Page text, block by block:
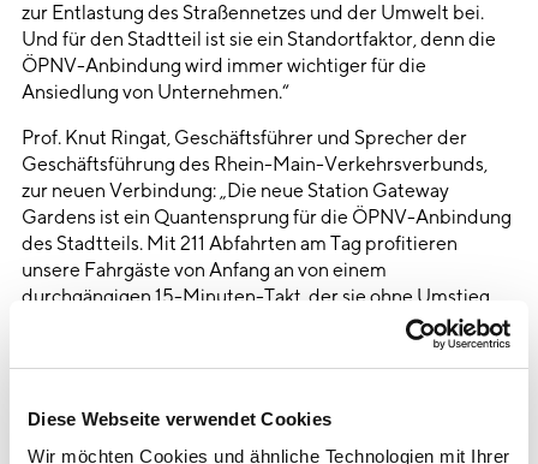
Diese Webseite verwendet Cookies
Wir möchten Cookies und ähnliche Technologien mit Ihrer
zur Entlastung des Straßennetzes und der Umwelt bei.
Und für den Stadtteil ist sie ein Standortfaktor, denn die
ÖPNV-Anbindung wird immer wichtiger für die
Ansiedlung von Unternehmen.“
Prof. Knut Ringat, Geschäftsführer und Sprecher der
Geschäftsführung des Rhein-Main-Verkehrsverbunds,
zur neuen Verbindung: „Die neue Station Gateway
Gardens ist ein Quantensprung für die ÖPNV-Anbindung
des Stadtteils. Mit 211 Abfahrten am Tag profitieren
unsere Fahrgäste von Anfang an von einem
durchgängigen 15-Minuten-Takt, der sie ohne Umstieg
zum Flughafen, nach Wiesbaden, Frankfurt oder
Regionaltangente West sogar noch mehr Verbindungen
wie eine schnelle Planung und ein schneller Bau Hand in
Hand gehen und so ein Vorbild für alle weiteren